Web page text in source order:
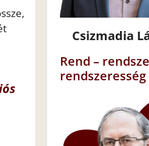
Csizmadia
Rend –
rendszeresség